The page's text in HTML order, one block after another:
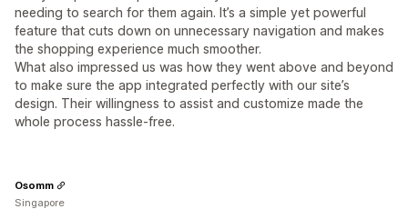
needing to search for them again. It’s a simple yet powerful
feature that cuts down on unnecessary navigation and makes
the shopping experience much smoother.
What also impressed us was how they went above and beyond
to make sure the app integrated perfectly with our site’s
design. Their willingness to assist and customize made the
whole process hassle-free.
Osomm
Singapore